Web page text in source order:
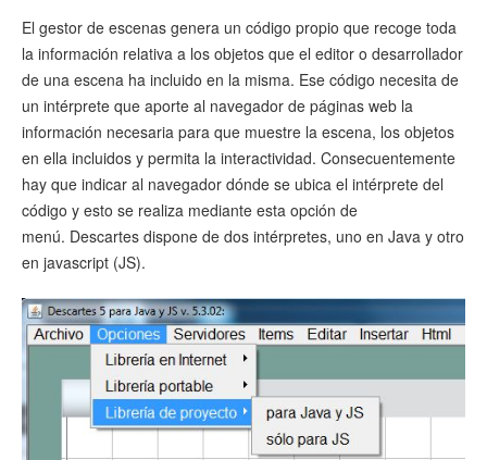
El gestor de escenas genera un código propio que recoge toda
la información relativa a los objetos que el editor o desarrollador
de una escena ha incluido en la misma. Ese código necesita de
un intérprete que aporte al navegador de páginas web la
información necesaria para que muestre la escena, los objetos
en ella incluidos y permita la interactividad. Consecuentemente
hay que indicar al navegador dónde se ubica el intérprete del
código y esto se realiza mediante esta opción de
menú. Descartes dispone de dos intérpretes, uno en Java y otro
en javascript (JS).